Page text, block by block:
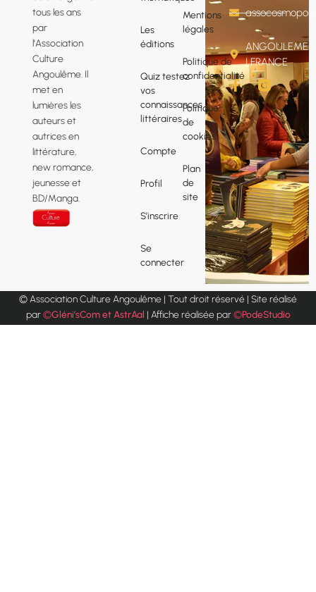
tous les ans
par
l’Association
Culture
Angoulême. Il
met en
lumières les
auteurs et
autrices en
littérature,
new romance,
jeunesse et
BD/Manga.
Les
éditions
Quiz testez
vos
connaissances
littéraires
Compte
Profil
S’inscrire
Se
connecter
Mentions
légales
Politique de
confidentialité
Politique
de
cookies
Plan
de
site
ANGOULEME
| FRANCE
F
a
c
e
b
o
o
k
-
f
© Association Culture Angoulême | Tout droit réservé | Site réalisé
par©Gléni’sCom et AstrAal | Affiche réalisée par ©PodeStudio